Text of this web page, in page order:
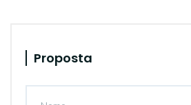
Proposta